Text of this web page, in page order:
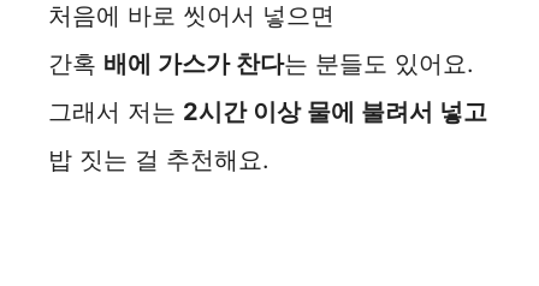
처음에 바로 씻어서 넣으면
간혹 배에 가스가 찬다는 분들도 있어요.
그래서 저는 2시간 이상 물에 불려서 넣고
밥 짓는 걸 추천해요.